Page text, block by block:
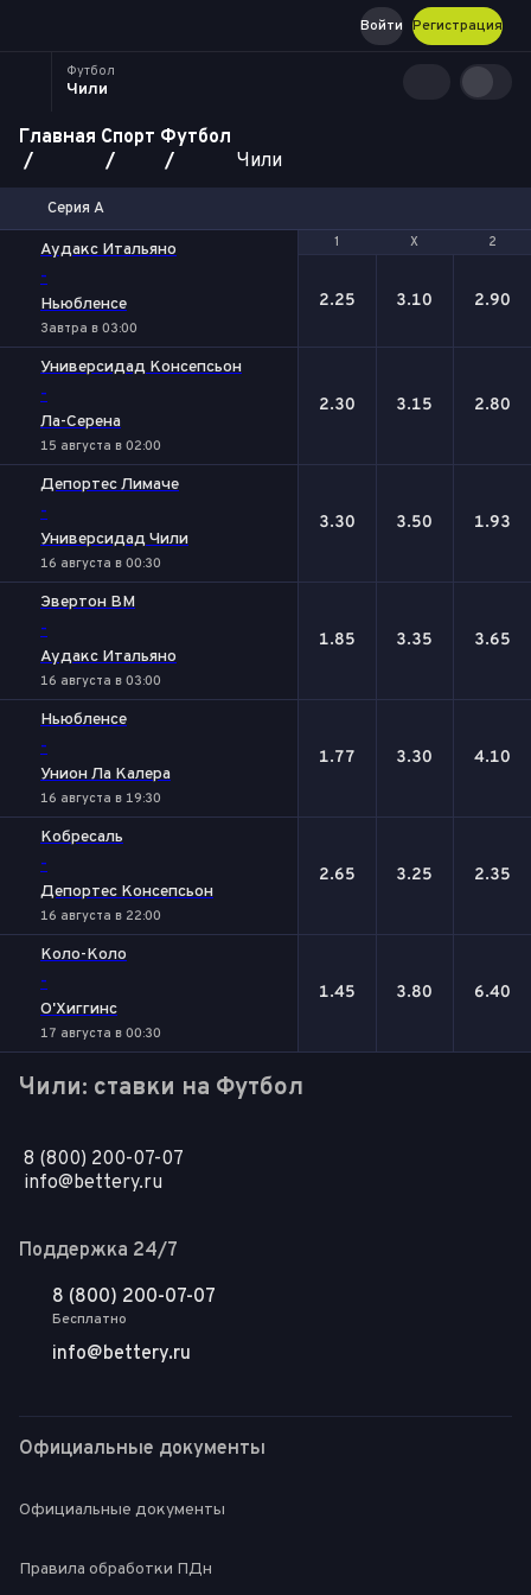
Регистрация
Войти
Футбол
Чили
Главная Спорт Футбол
Чили
Серия А
1 Х 2
Аудакс Итальяно
-
Ньюбленсе
Завтра в 03:00
1 Х 2
2.25 3.10 2.90
Универсидад Консепсьон
-
Ла-Серена
15 августа в 02:00
2.30 3.15 2.80
Депортес Лимаче
-
Универсидад Чили
16 августа в 00:30
3.30 3.50 1.93
Эвертон ВМ
-
Аудакс Итальяно
16 августа в 03:00
1.85 3.35 3.65
Ньюбленсе
-
Унион Ла Калера
16 августа в 19:30
1.77 3.30 4.10
Кобресаль
-
Депортес Консепсьон
16 августа в 22:00
2.65 3.25 2.35
Коло-Коло
-
О'Хиггинс
17 августа в 00:30
1.45 3.80 6.40
Чили: ставки на Футбол
8 (800) 200-07-07
info@bettery.ru
Поддержка 24/7
8 (800) 200-07-07
Бесплатно
info@bettery.ru
Официальные документы
Официальные документы
Правила обработки ПДн